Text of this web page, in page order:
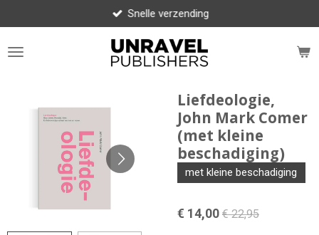
direct
naar
de
Snelle verzending
Liefdeologie,
John Mark Comer
(met kleine
beschadiging)
met kleine beschadiging
€ 14,00 € 22,95